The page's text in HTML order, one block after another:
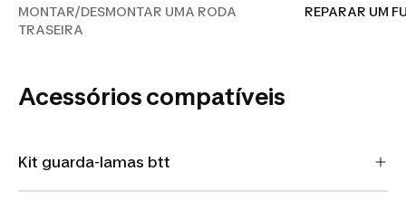
MONTAR/DESMONTAR UMA RODA
TRASEIRA
REPARAR UM
Acessórios compatíveis
Kit guarda-lamas btt